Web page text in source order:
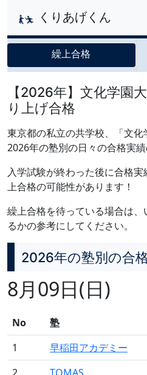
くりあげくん
繰上合格
【2026年】文化学園
り上げ合格
東京都の私立の共学校、「文
2026年の塾別の日々の合格実績
入学試験が終わった後に合格
上合格の可能性があります！
繰上合格を待っている場合は
るかの参考にしてください。
2026年の塾別の合
8月09日(日)
No 塾
1
早稲田アカデミー